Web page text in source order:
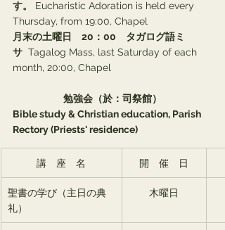
す。
Eucharistic Adoration is held every
Thursday, from 19:00, Chapel
月末の土曜日　20：00　タガログ語ミ
サ Tagalog Mass, last Saturday of each
month, 20:00, Chapel
勉強会（於：司祭館）
Bible study & Christian education, Parish
Rectory (Priests' residence)
講　座　名 開　催　日
聖書の学び（主日の典
礼）
木曜日